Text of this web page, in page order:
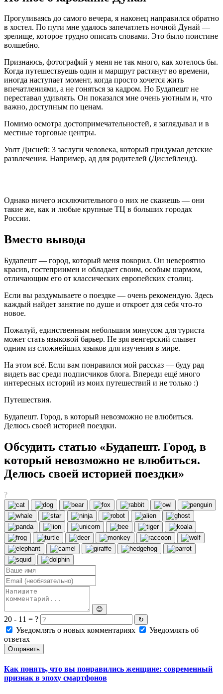
Прогуливаясь до самого вечера, я наконец направился обратно
в хостел. По пути мне удалось запечатлеть ночной Дунай —
зрелище, которое трудно описать словами. Это было поистине
волшебно.
Признаюсь, фотографий у меня не так много, как хотелось бы.
Когда путешествуешь один и маршрут растянут во времени,
иногда наступает момент, когда просто хочется жить
впечатлениями, а не гоняться за кадром. Но Будапешт не
переставал удивлять. Он показался мне очень уютным и, что
важно, доступным по ценам.
Помимо осмотра достопримечательностей, я заглядывал и в
местные торговые центры.
Уолт Дисней: 3 заслуги человека, который придумал детские
развлечения. Например, ад для родителей (Дислейленд).
Однако ничего исключительного о них не скажешь — они
такие же, как и любые крупные ТЦ в больших городах
России.
Вместо вывода
Будапешт — город, который меня покорил. Он невероятно
красив, гостеприимен и обладает своим, особым шармом,
отличающим его от классических европейских столиц.
Если вы раздумываете о поездке — очень рекомендую. Здесь
каждый найдет занятие по душе и откроет для себя что-то
новое.
Пожалуй, единственным небольшим минусом для туриста
может стать языковой барьер. Не зря венгерский слывет
одним из сложнейших языков для изучения в мире.
На этом всё. Если вам понравился мой рассказ — буду рад
видеть вас среди подписчиков блога. Впереди ещё много
интересных историй из моих путешествий и не только :)
Путешествия.
Будапешт. Город, в который невозможно не влюбиться.
Делюсь своей историей поездки.
Обсудить статью «Будапешт. Город, в
который невозможно не влюбиться.
Делюсь своей историей поездки»
?
😊
20 - 11 = ? ↻
Уведомлять о новых комментариях
Уведомлять об
ответах
Отправить
Как понять, что вы понравились женщине: современный
признак в эпоху смартфонов